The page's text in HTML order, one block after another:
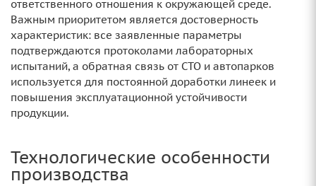
ответственного отношения к окружающей среде.
Важным приоритетом является достоверность
характеристик: все заявленные параметры
подтверждаются протоколами лабораторных
испытаний, а обратная связь от СТО и автопарков
используется для постоянной доработки линеек и
повышения эксплуатационной устойчивости
продукции.
Технологические особенности
производства